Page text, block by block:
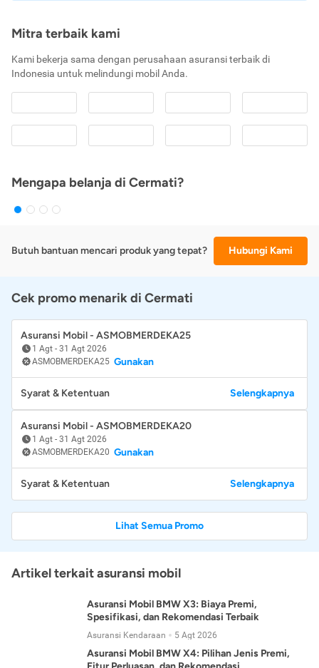
Mitra terbaik kami
Kami bekerja sama dengan perusahaan asuransi terbaik di
Indonesia untuk melindungi mobil Anda.
Mengapa belanja di Cermati?
Butuh bantuan mencari produk yang tepat? Hubungi Kami
Cek promo menarik di Cermati
Asuransi Mobil - ASMOBMERDEKA25
1 Agt - 31 Agt 2026
ASMOBMERDEKA25 Gunakan
Syarat & Ketentuan Selengkapnya
Asuransi Mobil - ASMOBMERDEKA20
1 Agt - 31 Agt 2026
ASMOBMERDEKA20 Gunakan
Syarat & Ketentuan Selengkapnya
Lihat Semua Promo
Artikel terkait asuransi mobil
Asuransi Mobil BMW X3: Biaya Premi,
Spesifikasi, dan Rekomendasi Terbaik
Asuransi Kendaraan 5 Agt 2026
Asuransi Mobil BMW X4: Pilihan Jenis Premi,